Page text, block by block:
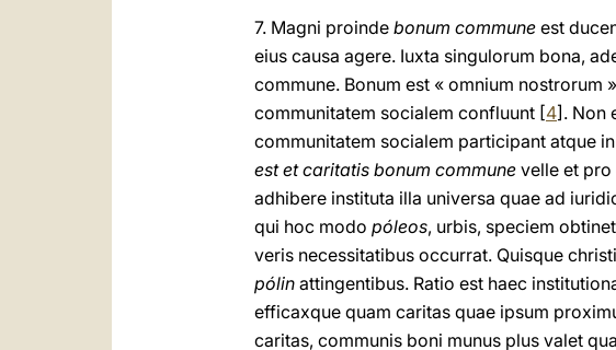
7. Magni proinde bonum commune est
eius causa agere. Iuxta singulorum bona,
commune. Bonum est « omnium
communitatem socialem confluunt [4]. Non
communitatem socialem participant atque
est et caritatis bonum commune velle et pro
adhibere instituta illa universa quae ad
qui hoc modo póleos, urbis, speciem
veris necessitatibus occurrat. Quisque
pólin attingentibus. Ratio est haec
efficaxque quam caritas quae ipsum
caritas, communis boni munus plus valet